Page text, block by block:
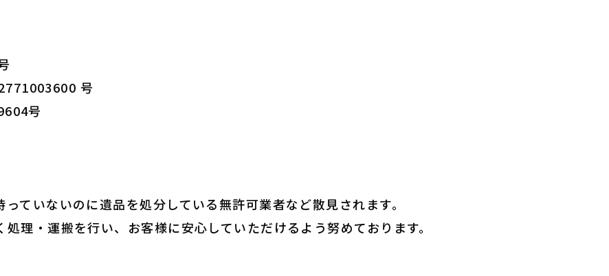
号
号
ていないのに遺品を処分している無許可業者など散見されます。
理・運搬を行い、お客様に安心していただけるよう努めております。